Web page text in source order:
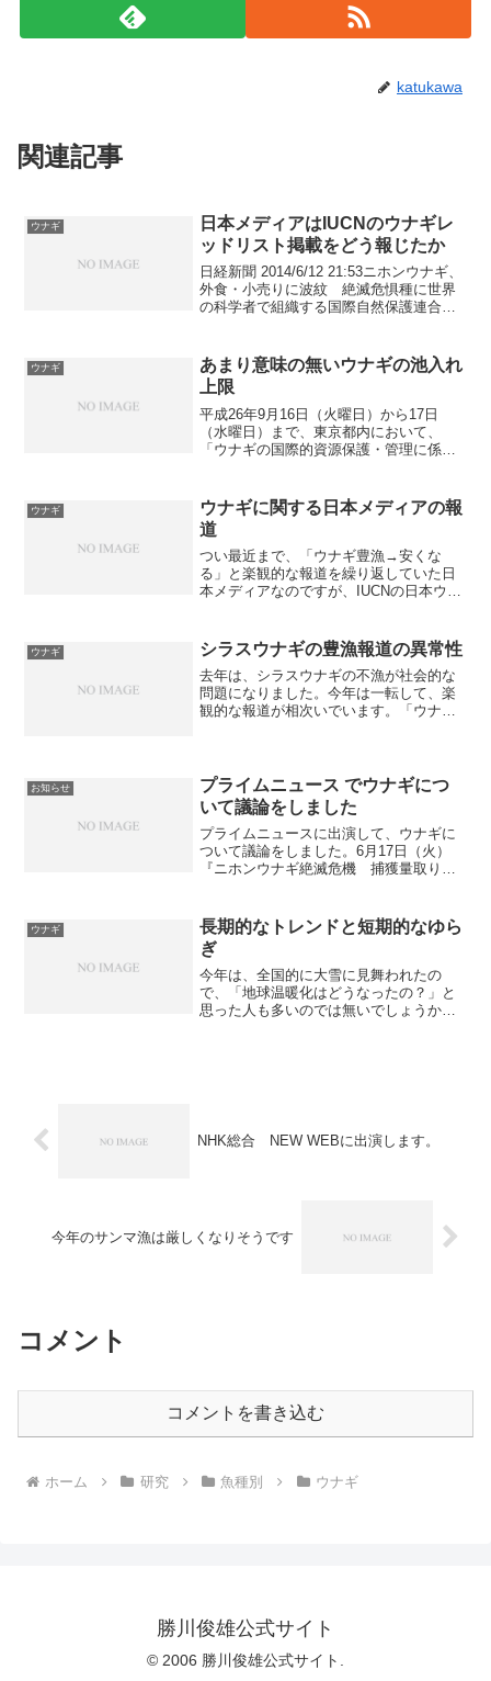
katukawa
関連記事
ウナギ
日本メディアはIUCNのウナギレ
ッドリスト掲載をどう報じたか
日経新聞 2014/6/12 21:53ニホンウナギ、
外食・小売りに波紋 絶滅危惧種に世界
の科学者で組織する国際自然保護連合
ト」にニホンウナギを加えた波紋が、外
食業者など...
ウナギ
あまり意味の無いウナギの池入れ
上限
平成26年9月16日（火曜日）から17日
（水曜日）まで、東京都内において、
「ウナギの国際的資源保護・管理に係る
者間で、ウナギ資源の管理の枠組み設立
及び養鰻生産量の制...
ウナギ
ウナギに関する日本メディアの報
道
つい最近まで、「ウナギ豊漁→安くな
る」と楽観的な報道を繰り返していた日
本メディアなのですが、IUCNの日本ウナ
高くなる」という論調に逆転しました。
目先の価格以外に考える...
ウナギ シラスウナギの豊漁報道の異常性
去年は、シラスウナギの不漁が社会的な
問題になりました。今年は一転して、楽
観的な報道が相次いでいます。「ウナギ
先？」（中日新聞１／３１...
お知らせ
プライムニュース でウナギにつ
いて議論をしました
プライムニュースに出演して、ウナギに
ついて議論をしました。6月17日（火）
『ニホンウナギ絶滅危機 捕獲量取り戻
絶滅の恐れがある絶滅危惧種に指定し
た。IUCNの判...
ウナギ
長期的なトレンドと短期的なゆら
ぎ
今年は、全国的に大雪に見舞われたの
で、「地球温暖化はどうなったの？」と
思った人も多いのでは無いでしょうか。
NHK総合 NEW WEBに出演します。
今年のサンマ漁は厳しくなりそうです
コメント
コメントを書き込む
ホーム 研究 魚種別 ウナギ
勝川俊雄公式サイト
© 2006 勝川俊雄公式サイト.